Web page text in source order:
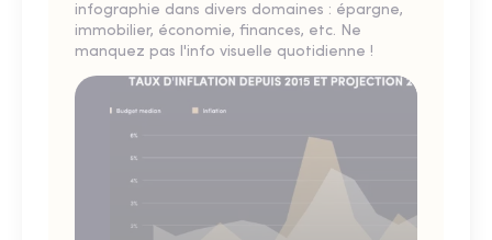
infographie dans divers domaines : épargne,
immobilier, économie, finances, etc. Ne
manquez pas l'info visuelle quotidienne !